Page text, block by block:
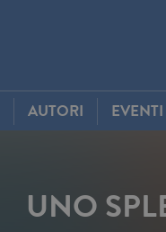
AUTORI EVENTI
UNO